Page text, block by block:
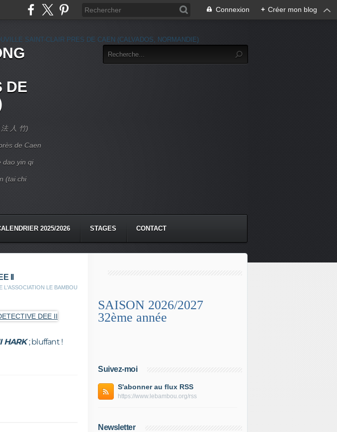
Connexion + Créer mon blog
DE
人 竹)
de Caen
dao yin qi
(tai chi
2025/2026 STAGES CONTACT
II
L'ASSOCIATION LE BAMBOU
HARK; bluffant !
SAISON 2026/2027
32ème année
Suivez-moi
S'abonner au flux RSS
https://www.lebambou.org/rss
Newsletter